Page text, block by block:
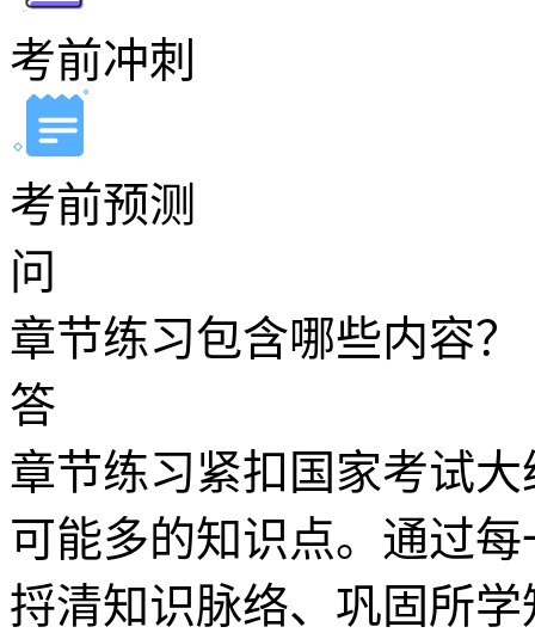
考前冲刺
考前预测
问
章节练习包含哪些内容？
答
章节练习紧扣国家考试
可能多的知识点。通过
捋清知识脉络、巩固所学